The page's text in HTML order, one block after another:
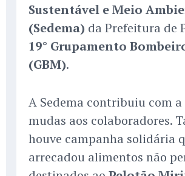
Sustentável e Meio
(Sedema) da Prefeitura de
19° Grupamento
(GBM).
A Sedema contribuiu com a
mudas aos colaboradores.
houve campanha solidária
arrecadou alimentos não